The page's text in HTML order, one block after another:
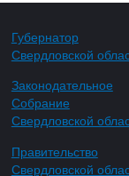
Губернатор
Свердловской
Законодательное
Собрание
Свердловской
Правительство
Свердловской